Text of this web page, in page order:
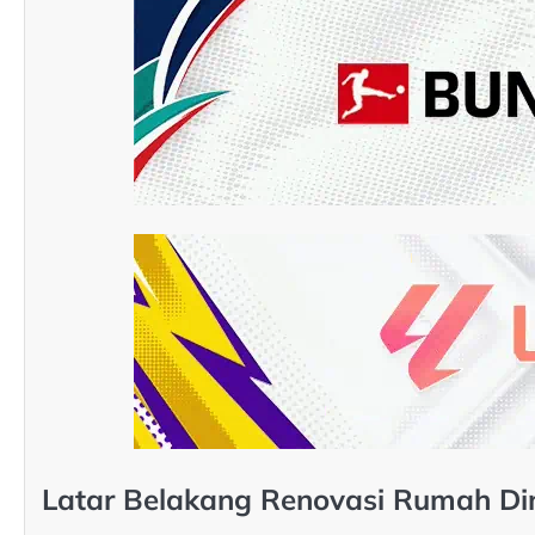
Latar Belakang Renovasi Rumah